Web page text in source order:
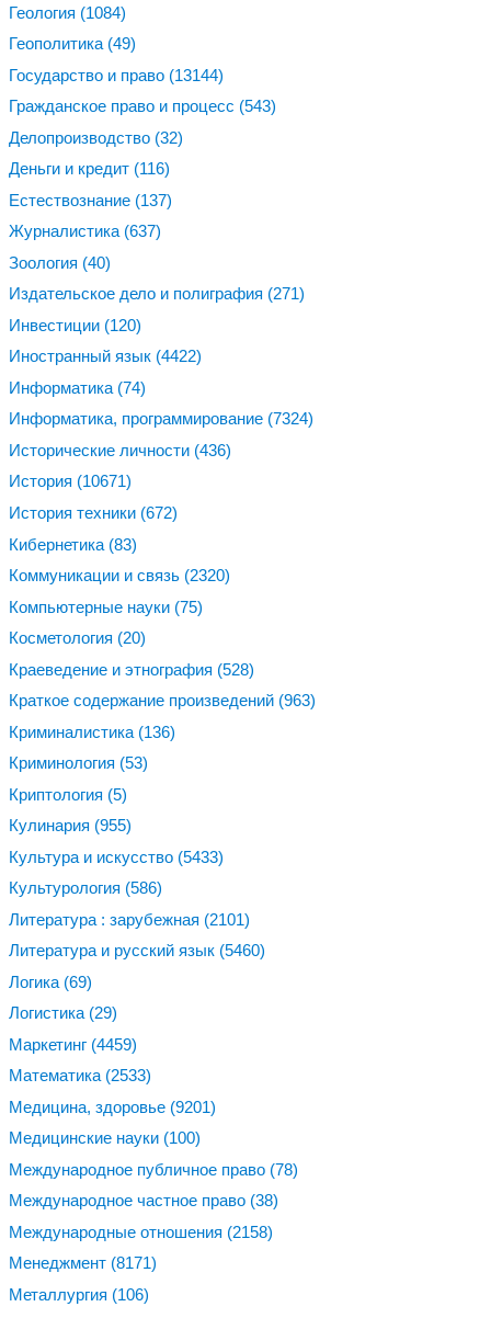
Геология (1084)
Геополитика (49)
Государство и право (13144)
Гражданское право и процесс (543)
Делопроизводство (32)
Деньги и кредит (116)
Естествознание (137)
Журналистика (637)
Зоология (40)
Издательское дело и полиграфия (271)
Инвестиции (120)
Иностранный язык (4422)
Информатика (74)
Информатика, программирование (7324)
Исторические личности (436)
История (10671)
История техники (672)
Кибернетика (83)
Коммуникации и связь (2320)
Компьютерные науки (75)
Косметология (20)
Краеведение и этнография (528)
Краткое содержание произведений (963)
Криминалистика (136)
Криминология (53)
Криптология (5)
Кулинария (955)
Культура и искусство (5433)
Культурология (586)
Литература : зарубежная (2101)
Литература и русский язык (5460)
Логика (69)
Логистика (29)
Маркетинг (4459)
Математика (2533)
Медицина, здоровье (9201)
Медицинские науки (100)
Международное публичное право (78)
Международное частное право (38)
Международные отношения (2158)
Менеджмент (8171)
Металлургия (106)